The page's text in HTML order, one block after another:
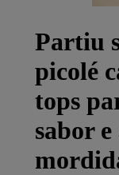
Partiu
picolé
tops
sabor